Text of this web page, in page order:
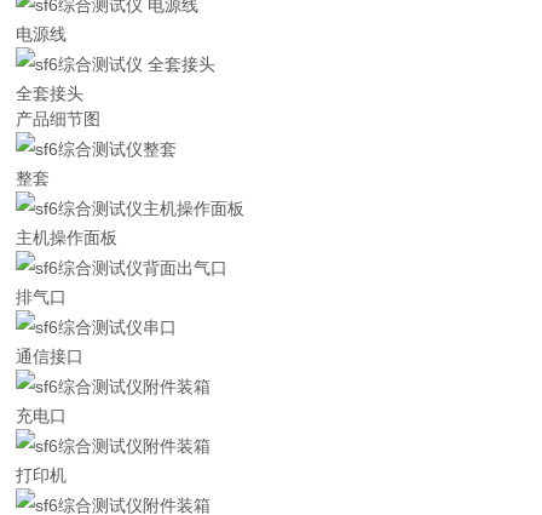
电源线
全套接头
产品细节图
整套
主机操作面板
排气口
通信接口
充电口
打印机